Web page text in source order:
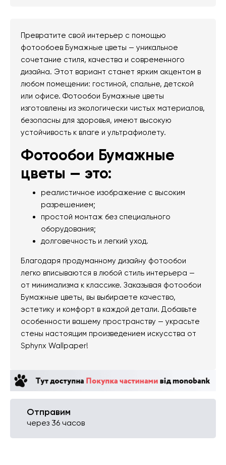
Превратите свой интерьер с помощью
фотообоев Бумажные цветы — уникальное
сочетание стиля, качества и современного
дизайна. Этот вариант станет ярким акцентом в
любом помещении: гостиной, спальне, детской
или офисе. Фотообои Бумажные цветы
изготовлены из экологически чистых материалов,
безопасны для здоровья, имеют высокую
устойчивость к влаге и ультрафиолету.
Фотообои Бумажные
цветы — это:
реалистичное изображение с высоким
разрешением;
простой монтаж без специального
оборудования;
долговечность и легкий уход.
Благодаря продуманному дизайну фотообои
легко вписываются в любой стиль интерьера —
от минимализма к классике. Заказывая фотообои
Бумажные цветы, вы выбираете качество,
эстетику и комфорт в каждой детали. Добавьте
особенности вашему пространству — украсьте
стены настоящим произведением искусства от
Sphynx Wallpaper!
Отправим
через 36 часов